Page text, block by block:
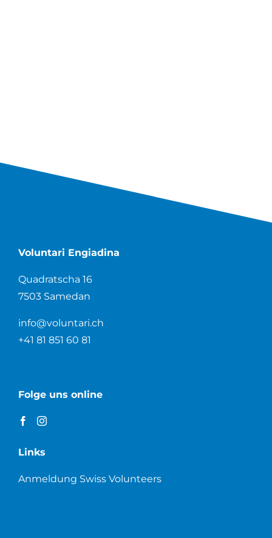
Voluntari Engiadina
Quadratscha 16
7503 Samedan
info@voluntari.ch
+41 81 851 60 81
Folge uns online
Links
Anmeldung Swiss Volunteers